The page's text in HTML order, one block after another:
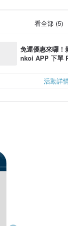
看全部 (5)
免運優惠來囉
nkoi APP 下單
活動詳